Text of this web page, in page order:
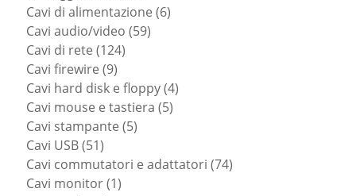
prodotto
Cavi di alimentazione 66
Cavi audio/video 5959
Cavi di rete 124124
Cavi firewire 99
prodotti
Cavi hard disk e floppy 44
Cavi mouse e tastiera 55
Cavi stampante 55
Cavi USB 5151
prodotti
Cavi commutatori e adattatori 7474
Cavi monitor 11